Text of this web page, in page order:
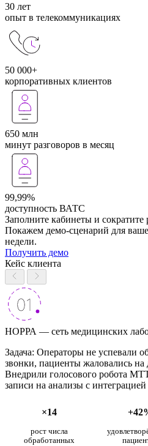
30 лет
опыт в телекоммуникациях
50 000+
корпоративных клиентов
650 млн
минут разговоров в месяц
99,99%
доступность ВАТС
Заполните кабинеты и сократите
Покажем демо-сценарий для
недели.
Получить демо
Кейс клиента
НОРРА — сеть медицинских
Задача: Операторы не успевали
звонки, пациенты жаловались
Внедрили голосового робота
записи на анализы с
×14
рост числа
обработанных